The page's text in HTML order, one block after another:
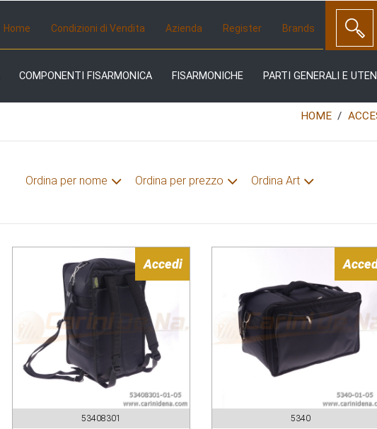
Home Condizioni di Vendita Azienda Register Brands
COMPONENTI FISARMONICA FISARMONICHE PARTI GENERALI E
HOME
Ordina per nome Ordina per prezzo Ordina Art
Accedi
53408301 5340